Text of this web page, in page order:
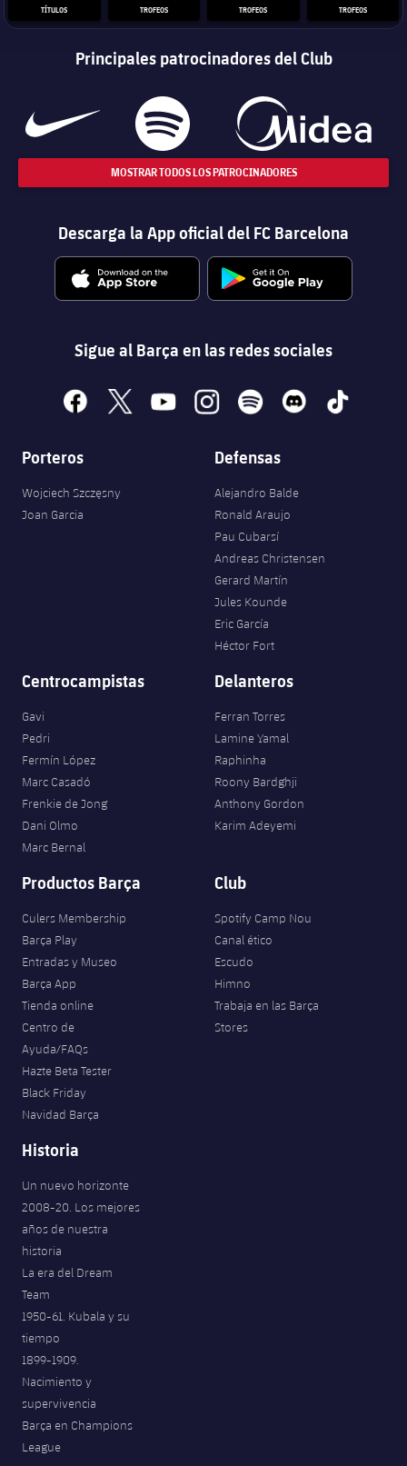
TÍTULOS TROFEOS TROFEOS TROFEOS
Principales patrocinadores del Club
MOSTRAR TODOS LOS PATROCINADORES
Descarga la App oficial del FC Barcelona
Sigue al Barça en las redes sociales
facebook
x youtubeinstagramspotify discord tiktok
Porteros
Wojciech Szczęsny
Joan Garcia
Defensas
Alejandro Balde
Ronald Araujo
Pau Cubarsí
Andreas Christensen
Gerard Martín
Jules Kounde
Eric García
Héctor Fort
Centrocampistas
Gavi
Pedri
Fermín López
Marc Casadó
Frenkie de Jong
Dani Olmo
Marc Bernal
Delanteros
Ferran Torres
Lamine Yamal
Raphinha
Roony Bardghji
Anthony Gordon
Karim Adeyemi
Productos Barça
Culers Membership
Barça Play
Entradas y Museo
Barça App
Tienda online
Centro de
Ayuda/FAQs
Hazte Beta Tester
Black Friday
Navidad Barça
Club
Spotify Camp Nou
Canal ético
Escudo
Himno
Trabaja en las Barça
Stores
Historia
Un nuevo horizonte
2008-20. Los mejores
años de nuestra
historia
La era del Dream
Team
1950-61. Kubala y su
tiempo
1899-1909.
Nacimiento y
supervivencia
Barça en Champions
League